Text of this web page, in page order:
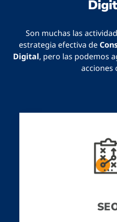
Son muchas las
estrategia efectiva de
Digital, pero las podemos
acciones